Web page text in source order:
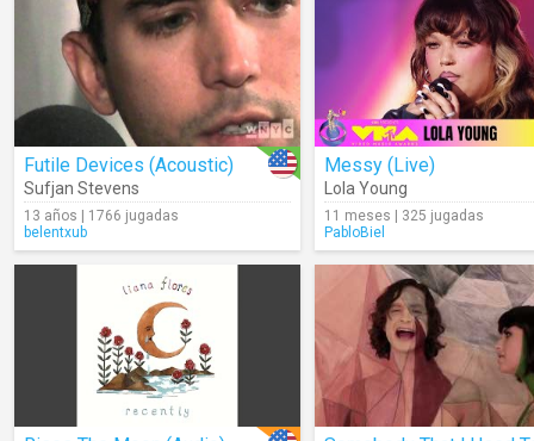
Futile Devices (Acoustic)
Sufjan Stevens
13 años | 1766 jugadas
belentxub
Messy (Live)
Lola Young
11 meses | 325 jugadas
PabloBiel